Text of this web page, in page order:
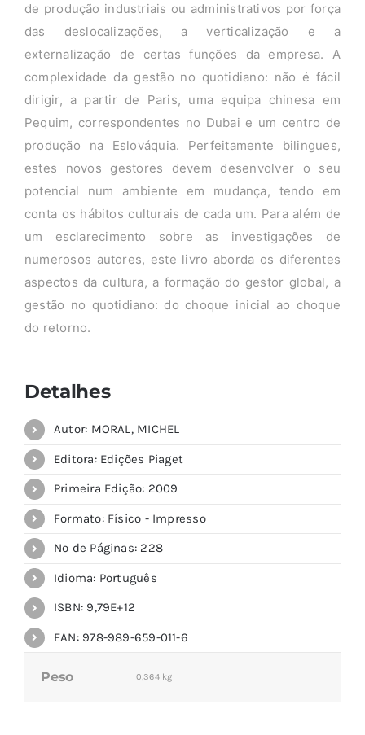
de produção industriais ou administrativos por força
das deslocalizações, a verticalização e a
externalização de certas funções da empresa. A
complexidade da gestão no quotidiano: não é fácil
dirigir, a partir de Paris, uma equipa chinesa em
Pequim, correspondentes no Dubai e um centro de
produção na Eslováquia. Perfeitamente bilingues,
estes novos gestores devem desenvolver o seu
potencial num ambiente em mudança, tendo em
conta os hábitos culturais de cada um. Para além de
um esclarecimento sobre as investigações de
numerosos autores, este livro aborda os diferentes
aspectos da cultura, a formação do gestor global, a
gestão no quotidiano: do choque inicial ao choque
do retorno.
Detalhes
Autor: MORAL, MICHEL
Editora: Edições Piaget
Primeira Edição: 2009
Formato: Físico - Impresso
Nº de Páginas: 228
Idioma: Português
ISBN: 9,79E+12
EAN: 978-989-659-011-6
Peso 0,364 kg